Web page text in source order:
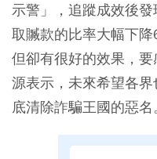
示警」，追蹤成效後
取贓款的比率大幅下降
但卻有很好的效果，
源表示，未來希望各
底清除詐騙王國的惡名